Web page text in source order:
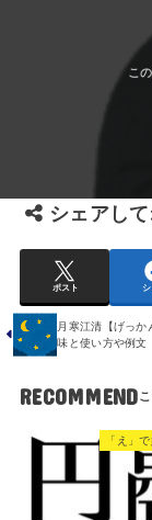
シェアして
ポスト
月寒江清【げっか
味と使い方や例文
RECOMMEND
「え」